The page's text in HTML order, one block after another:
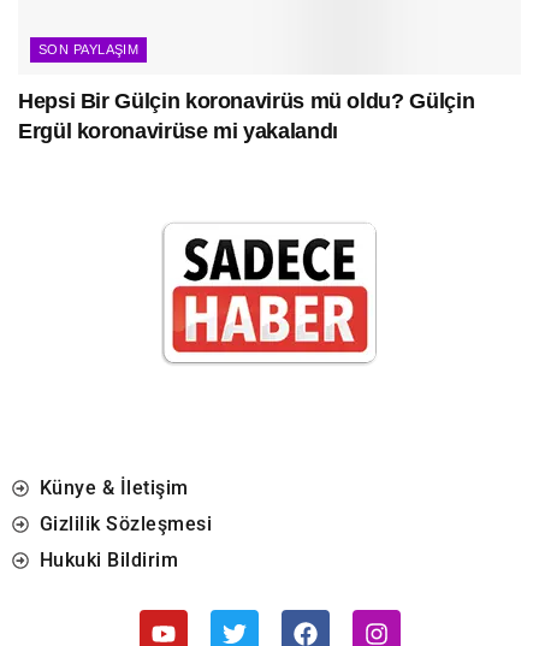
SON PAYLAŞIM
Hepsi Bir Gülçin koronavirüs mü oldu? Gülçin
Ergül koronavirüse mi yakalandı
Künye & İletişim
Gizlilik Sözleşmesi
Hukuki Bildirim